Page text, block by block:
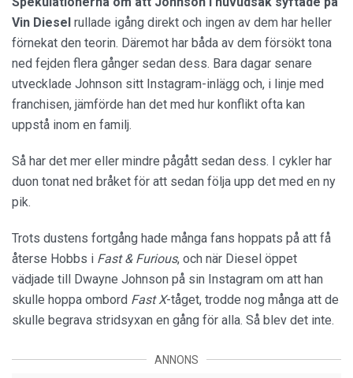
Vin Diesel rullade igång direkt och ingen av dem har heller
förnekat den teorin. Däremot har båda av dem försökt tona
ned fejden flera gånger sedan dess. Bara dagar senare
utvecklade Johnson sitt Instagram-inlägg och, i linje med
franchisen, jämförde han det med hur konflikt ofta kan
uppstå inom en familj.
Så har det mer eller mindre pågått sedan dess. I cykler har
duon tonat ned bråket för att sedan följa upp det med en ny
pik.
Trots dustens fortgång hade många fans hoppats på att få
återse Hobbs i Fast & Furious, och när Diesel öppet
vädjade till Dwayne Johnson på sin Instagram om att han
skulle hoppa ombord Fast X-tåget, trodde nog många att de
skulle begrava stridsyxan en gång för alla. Så blev det inte.
ANNONS